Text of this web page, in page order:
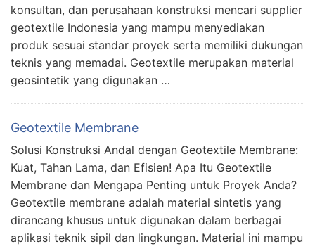
konsultan, dan perusahaan konstruksi mencari supplier
geotextile Indonesia yang mampu menyediakan
produk sesuai standar proyek serta memiliki dukungan
teknis yang memadai. Geotextile merupakan material
geosintetik yang digunakan …
Geotextile Membrane
Solusi Konstruksi Andal dengan Geotextile Membrane:
Kuat, Tahan Lama, dan Efisien! Apa Itu Geotextile
Membrane dan Mengapa Penting untuk Proyek Anda?
Geotextile membrane adalah material sintetis yang
dirancang khusus untuk digunakan dalam berbagai
aplikasi teknik sipil dan lingkungan. Material ini mampu